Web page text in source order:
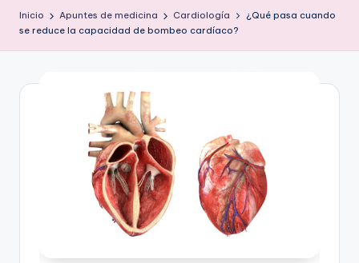
o
m
estudio,
Inicio Apuntes de medicina Cardiología
¿Qué pasa cuando
se reduce la capacidad de bombeo cardíaco?